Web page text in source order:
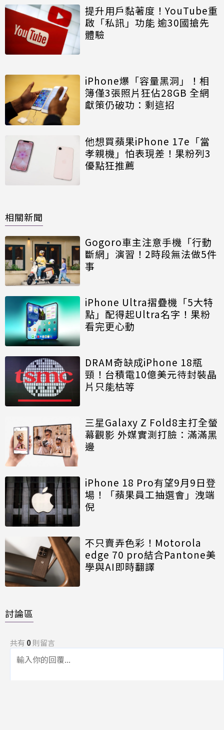
提升用戶黏著度！YouTube重
啟「私訊」功能 逾30國搶先
體驗
iPhone爆「容量黑洞」！相
簿僅3張照片狂佔28GB 全網
獻策仍破功：剩這招
他想買蘋果iPhone 17e「當
孝親機」怕表現差！果粉列3
優點狂推薦
相關新聞
Gogoro車主注意手機「行動
斷網」演習！2時段無法做5件
事
iPhone Ultra摺疊機「5大特
點」配得起Ultra名字！果粉
看完更心動
DRAM奇缺成iPhone 18瓶
頸！台積電10億美元待封裝晶
片只能枯等
三星Galaxy Z Fold8主打全螢
幕觀影 外媒實測打臉：滿滿黑
邊
iPhone 18 Pro有望9月9日登
場！「蘋果員工抽選會」洩端
倪
不只賣弄色彩！Motorola
edge 70 pro結合Pantone美
學與AI即時翻譯
討論區
共有 0則留言